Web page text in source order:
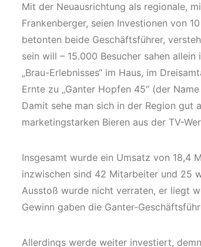
Mit der Neuausrichtung als regionale,
Frankenberger, seien Investionen von
betonten beide Geschäftsführer,
sein will – 15.000 Besucher sahen
„Brau-Erlebnisses“ im Haus, im
Ernte zu „Ganter Hopfen 45“ (der
Damit sehe man sich in der Region gut
marketingstarken Bieren aus der TV-
Insgesamt wurde ein Umsatz von 18,4
inzwischen sind 42 Mitarbeiter und 25
Ausstoß wurde nicht verraten, er liegt
Gewinn gaben die Ganter-
Allerdings werde weiter investiert,